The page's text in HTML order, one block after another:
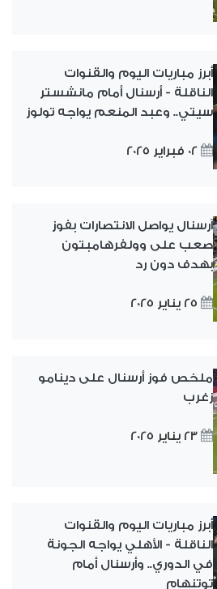
أبرز مباريات اليوم والقنوات
الناقلة - أرسنال أمام مانشستر
سيتي.. وعبد المنعم يواجه تولوز
02 فبراير 2025
آرسنال يواصل الانتصارات بفوز
صعب على وولفرهامبتون
بهدف دون رد
25 يناير 2025
ملخص فوز أرسنال على دينامو
زغرب
23 يناير 2025
أبرز مباريات اليوم والقنوات
الناقلة - الأهلي يواجه الجونة
في الدوري.. وأرسنال أمام
توتنهام